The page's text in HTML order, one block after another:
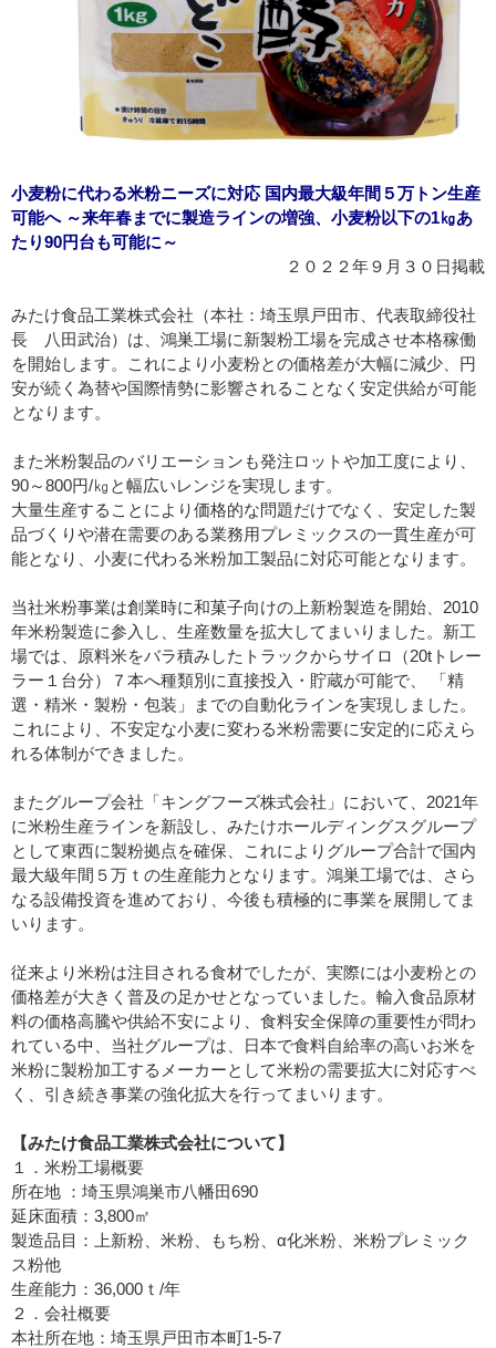
小麦粉に代わる米粉ニーズに対応 国内最大級年間５万トン生産
可能へ ～来年春までに製造ラインの増強、小麦粉以下の1㎏あ
たり90円台も可能に～
２０２２年９月３０日掲載
みたけ食品工業株式会社（本社：埼玉県戸田市、代表取締役社
長 八田武治）は、鴻巣工場に新製粉工場を完成させ本格稼働
を開始します。これにより小麦粉との価格差が大幅に減少、円
安が続く為替や国際情勢に影響されることなく安定供給が可能
となります。
また米粉製品のバリエーションも発注ロットや加工度により、
90～800円/㎏と幅広いレンジを実現します。
大量生産することにより価格的な問題だけでなく、安定した製
品づくりや潜在需要のある業務用プレミックスの一貫生産が可
能となり、小麦に代わる米粉加工製品に対応可能となります。
当社米粉事業は創業時に和菓子向けの上新粉製造を開始、2010
年米粉製造に参入し、生産数量を拡大してまいりました。新工
場では、原料米をバラ積みしたトラックからサイロ（20tトレー
ラー１台分）７本へ種類別に直接投入・貯蔵が可能で、 「精
選・精米・製粉・包装」までの自動化ラインを実現しました。
これにより、不安定な小麦に変わる米粉需要に安定的に応えら
れる体制ができました。
またグループ会社「キングフーズ株式会社」において、2021年
に米粉生産ラインを新設し、みたけホールディングスグループ
として東西に製粉拠点を確保、これによりグループ合計で国内
最大級年間５万ｔの生産能力となります。鴻巣工場では、さら
なる設備投資を進めており、今後も積極的に事業を展開してま
いります。
従来より米粉は注目される食材でしたが、実際には小麦粉との
価格差が大きく普及の足かせとなっていました。輸入食品原材
料の価格高騰や供給不安により、食料安全保障の重要性が問わ
れている中、当社グループは、日本で食料自給率の高いお米を
米粉に製粉加工するメーカーとして米粉の需要拡大に対応すべ
く、引き続き事業の強化拡大を行ってまいります。
【みたけ食品工業株式会社について】
１．米粉工場概要
所在地 ：埼玉県鴻巣市八幡田690
延床面積：3,800㎡
製造品目：上新粉、米粉、もち粉、α化米粉、米粉プレミック
ス粉他
⽣産能⼒：36,000ｔ/年
２．会社概要
本社所在地：埼玉県戸田市本町1-5-7